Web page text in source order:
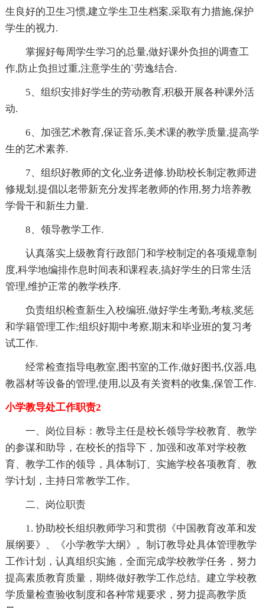
生良好的卫生习惯,建立学生卫生档案,采取有力措施,保护
学生的视力.
掌握好每周学生学习的总量,做好课外负担的调查工
作,防止负担过重,注意学生的`劳逸结合.
5、组织安排好学生的劳动教育,积极开展各种课外活
动.
6、加强艺术教育,保证音乐,美术课的教学质量,提高学
生的艺术素养.
7、组织好教师的文化,业务进修.协助校长制定教师进
修规划,提倡以老带新充分发挥老教师的作用,努力培养教
学骨干和新生力量.
8、领导教学工作.
认真落实上级教育行政部门和学校制定的各项规章制
度,科学地编排作息时间表和课程表,搞好学生的日常生活
管理,维护正常的教学秩序.
负责组织检查新生入校编班,做好学生考勤,考核,奖惩
和学籍管理工作;组织好期中考察,期末和毕业班的复习考
试工作.
经常检查指导电教室,图书室的工作,做好图书,仪器,电
教器材等设备的管理,使用,以及有关资料的收集,保管工作.
小学教导处工作职责2
一、岗位目标：教导主任是校长领导学校教育、教学
的参谋和助导，在校长的指导下，加强和改革对学校教
育、教学工作的领导，具体制订、实施学校各项教育、教
学计划，主持日常教学工作。
二、岗位职责
1. 协助校长组织教师学习和贯彻《中国教育改革和发
展纲要》、《小学教学大纲》。制订教导处具体管理教学
工作计划，认真组织实施，全面完成学校教学任务，努力
提高素质教育质量，期终做好教学工作总结。建立学校教
学质量检查验收制度和各种常规要求，努力提高教学质